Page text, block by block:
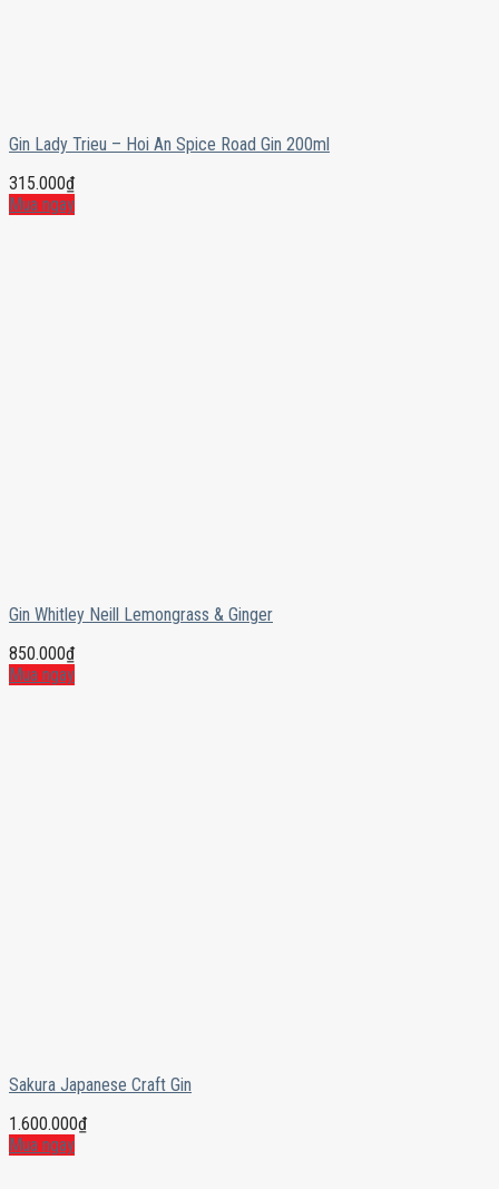
Gin Lady Trieu – Hoi An Spice Road Gin 200ml
315.000₫
Mua ngay
Gin Whitley Neill Lemongrass & Ginger
850.000₫
Mua ngay
Sakura Japanese Craft Gin
1.600.000₫
Mua ngay